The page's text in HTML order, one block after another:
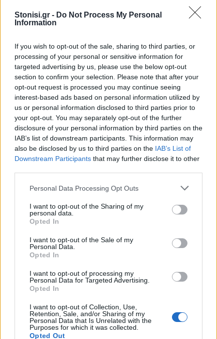
Stonisi.gr - Do Not Process My Personal
Information
If you wish to opt-out of the sale, sharing to third parties, or
processing of your personal or sensitive information for
targeted advertising by us, please use the below opt-out
section to confirm your selection. Please note that after your
opt-out request is processed you may continue seeing
interest-based ads based on personal information utilized by
us or personal information disclosed to third parties prior to
your opt-out. You may separately opt-out of the further
disclosure of your personal information by third parties on the
IAB’s list of downstream participants. This information may
also be disclosed by us to third parties on the IAB’s List of
Downstream Participants that may further disclose it to other
Personal Data Processing Opt Outs
I want to opt-out of the Sharing of my
personal data.
Opted In
I want to opt-out of the Sale of my
Personal Data.
Opted In
I want to opt-out of processing my
Personal Data for Targeted Advertising.
Opted In
I want to opt-out of Collection, Use,
Retention, Sale, and/or Sharing of my
Personal Data that Is Unrelated with the
Purposes for which it was collected.
Opted Out
ΜΟΥΣΙΚΗ
Η γιορτή της τράτας ζωντάνεψε
Η αναπαράσταση του παλιού
αλιευτικού εθίμου, οι
παραδοσιακοί χοροί και η μουσική
γέμισαν το λιμάνι το βράδυ της 6ης
Αυγούστου
Ο Σταμάτης Γονίδης στον
Οινοφόρο για μια μεγάλη λαϊκή
βραδιά
Ο δημοφιλής ερμηνευτής έρχεται
στη Λέσβο το Σάββατο 15
Αυγούστου για μια εμφάνιση με
τις μεγαλύτερες επιτυχίες της
πολυετούς καριέρας του
Μεγάλες άριες και μελωδίες στο
Μουσείο Teriade
Το 3ο Μουσικό Φεστιβάλ του Δήμου
Παρασκευή στο Κάστρο με το
Iberus Quartet και ελεύθερη είσοδο
ΡΕΠΟΡΤΑΖ ΜΟΥΣΙΚΗ
Μια ξεχωριστή μουσική βραδιά
της Μυτιλήνης
Μια συναυλία με λαϊκά,
μπαλάντες, επιτυχίες των ’90s και
έντονο κοινωνικό αποτύπωμα